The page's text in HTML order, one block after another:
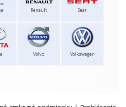
Renault Seat
Volvo Volkswagen